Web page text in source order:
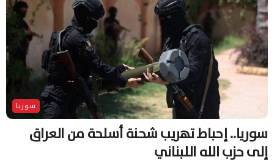
سوريا
سوريا.. إحباط تهريب شحنة أسلحة من العراق
إلى حزب الله اللبناني